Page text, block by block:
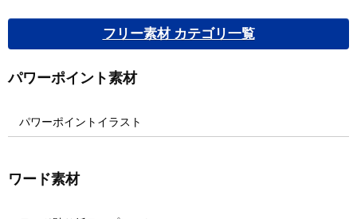
フリー素材 カテゴリ一覧
パワーポイント素材
パワーポイントイラスト
ワード素材